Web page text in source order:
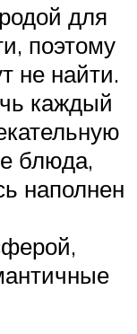
для
поэтому
не найти.
каждый
блюда,
наполнен